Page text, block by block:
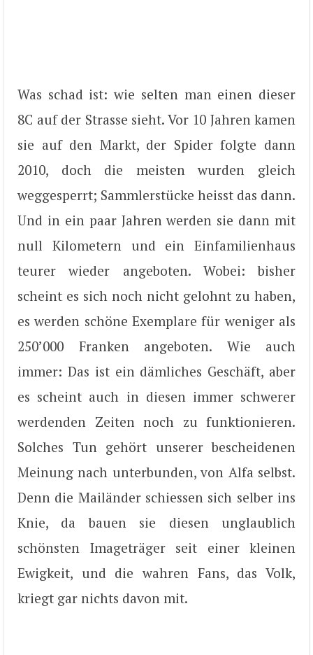
Was schad ist: wie selten man einen dieser
8C auf der Strasse sieht. Vor 10 Jahren kamen
sie auf den Markt, der Spider folgte dann
2010, doch die meisten wurden gleich
weggesperrt; Sammlerstücke heisst das dann.
Und in ein paar Jahren werden sie dann mit
null Kilometern und ein Einfamilienhaus
teurer wieder angeboten. Wobei: bisher
scheint es sich noch nicht gelohnt zu haben,
es werden schöne Exemplare für weniger als
250’000 Franken angeboten. Wie auch
immer: Das ist ein dämliches Geschäft, aber
es scheint auch in diesen immer schwerer
werdenden Zeiten noch zu funktionieren.
Solches Tun gehört unserer bescheidenen
Meinung nach unterbunden, von Alfa selbst.
Denn die Mailänder schiessen sich selber ins
Knie, da bauen sie diesen unglaublich
schönsten Imageträger seit einer kleinen
Ewigkeit, und die wahren Fans, das Volk,
kriegt gar nichts davon mit.